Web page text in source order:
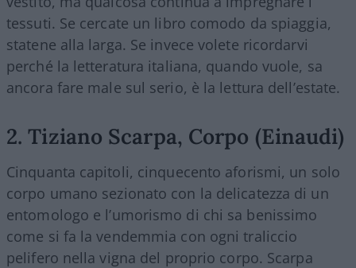
tessuti. Se cercate un libro comodo da spiaggia,
statene alla larga. Se invece volete ricordarvi
perché la letteratura italiana, quando vuole, sa
ancora fare male sul serio, è la lettura dell’estate.
2. Tiziano Scarpa, Corpo (Einaudi)
Cinquanta capitoli, cinquecento aforismi, un solo
corpo umano sezionato con la delicatezza di un
entomologo e l’umorismo di chi sa benissimo
come si fa la vendemmia con ogni traliccio
pelifero nella vigna del proprio corpo. Scarpa